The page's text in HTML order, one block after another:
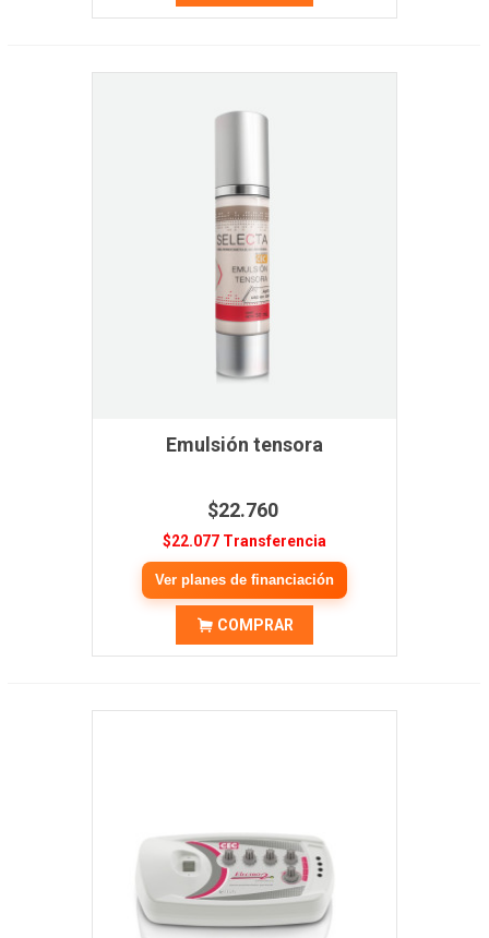
Emulsión tensora
$22.760
$22.077 Transferencia
Ver planes de financiación
COMPRAR